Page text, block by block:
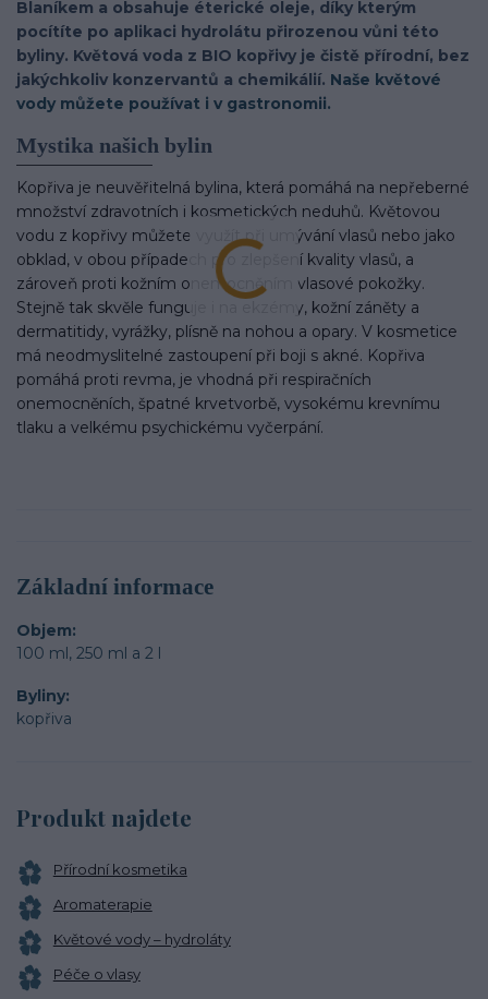
Blaníkem a obsahuje éterické oleje, díky kterým
pocítíte po aplikaci hydrolátu přirozenou vůni této
byliny. Květová voda z BIO kopřivy je čistě přírodní, bez
jakýchkoliv konzervantů a chemikálií. Naše květové
vody můžete používat i v gastronomii.
Mystika našich bylin
Kopřiva je neuvěřitelná bylina, která pomáhá na nepřeberné
množství zdravotních i kosmetických neduhů. Květovou
vodu z kopřivy můžete využít při umývání vlasů nebo jako
obklad, v obou případech pro zlepšení kvality vlasů, a
zároveň proti kožním onemocněním vlasové pokožky.
Stejně tak skvěle funguje i na ekzémy, kožní záněty a
dermatitidy, vyrážky, plísně na nohou a opary. V kosmetice
má neodmyslitelné zastoupení při boji s akné. Kopřiva
pomáhá proti revma, je vhodná při respiračních
onemocněních, špatné krvetvorbě, vysokému krevnímu
tlaku a velkému psychickému vyčerpání.
Základní informace
Objem
100 ml, 250 ml a 2 l
Byliny
kopřiva
Produkt najdete
Přírodní kosmetika
Aromaterapie
Květové vody – hydroláty
Péče o vlasy